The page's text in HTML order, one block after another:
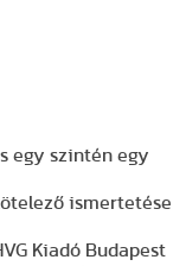
egy szintén egy
ismertetése
Kiadó Budapest